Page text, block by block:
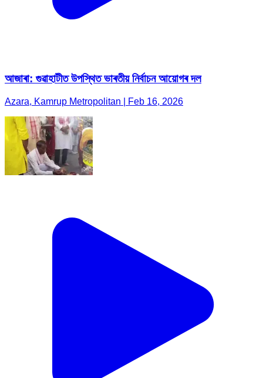
আজাৰা: গুৱাহাটীত উপস্থিত ভাৰতীয় নিৰ্বাচন আয়োগৰ দল
Azara, Kamrup Metropolitan | Feb 16, 2026